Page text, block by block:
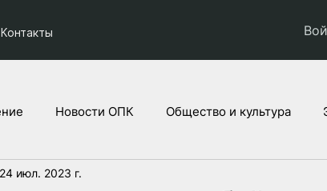
Контакты
Новости ОПК Общество и культура
НАУ
24 июл. 2023 г.